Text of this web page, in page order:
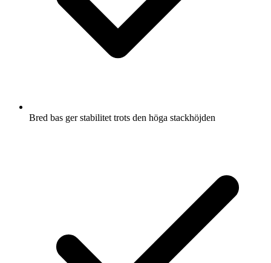
Bred bas ger stabilitet trots den höga stackhöjden